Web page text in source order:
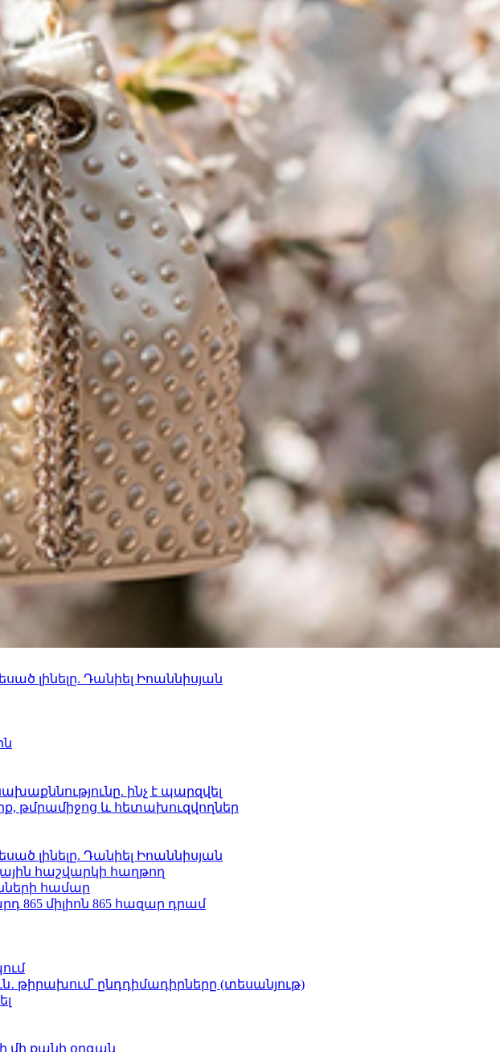
լինելը. Դանիել Իոաննիսյան
ինչ է պարզվել
թմրամիջոց և հետախուզվողներ
լինելը. Դանիել Իոաննիսյան
հաշվարկի հաղթող
համար
865 միլիոն 865 հազար դրամ
թիրախում՝ ընդդիմադիրները (տեսանյութ)
մի քանի օրգան